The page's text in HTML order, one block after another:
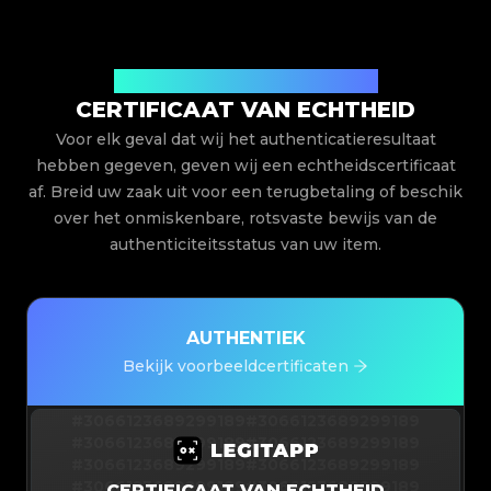
CERTIFICAAT VAN ECHTHEID
Voor elk geval dat wij het authenticatieresultaat
hebben gegeven, geven wij een echtheidscertificaat
af. Breid uw zaak uit voor een terugbetaling of beschik
over het onmiskenbare, rotsvaste bewijs van de
authenticiteitsstatus van uw item.
AUTHENTIEK
Bekijk voorbeeldcertificaten
#3066123689299189#3066123689299189
#3066123689299189#3066123689299189
#3066123689299189#3066123689299189